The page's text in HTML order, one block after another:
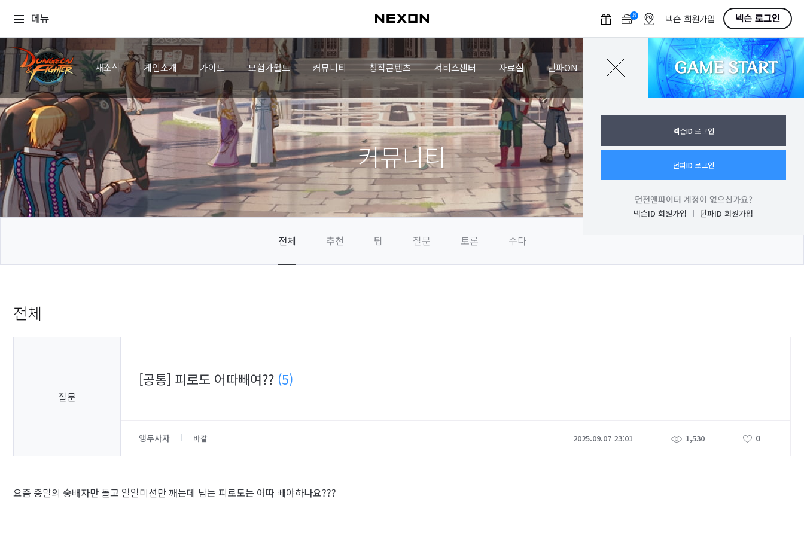
메뉴 N
F
넥슨 회원가입 넥슨 로그인
새소식 게임소개 가이드 모험가월드 커뮤니티 창작콘텐츠 서비스센터 자료실 던파ON GAME START
로그인
넥슨ID 로그인
던파ID 로그인
던전앤파이터 계정이 없으신가요?
넥슨ID 회원가입 던파ID 회원가입
커뮤니티
전체 추천 팁 질문 토론 수다
전체
질문
[공통] 피로도 어따빼여?? (5)
앵두사자 바칼 2025.09.07 23:01 1,530 0
요즘 종말의 숭배자만 돌고 일일미션만 깨는데 남는 피로도는 어따 빼야하나요???